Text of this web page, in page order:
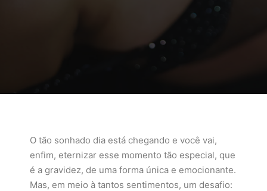
O tão sonhado dia está chegando e você vai,
enfim, eternizar esse momento tão especial, que
é a gravidez, de uma forma única e emocionante.
Mas, em meio à tantos sentimentos, um desafio: